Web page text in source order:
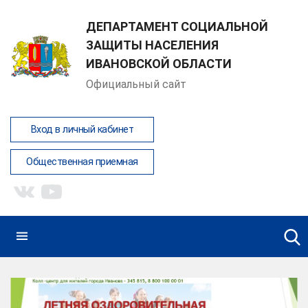
ДЕПАРТАМЕНТ СОЦИАЛЬНОЙ
ЗАЩИТЫ НАСЕЛЕНИЯ
ИВАНОВСКОЙ ОБЛАСТИ
Официальный сайт
Вход в личный кабинет
Общественная приемная
Демина Анна Юрьевна
Написать обращение